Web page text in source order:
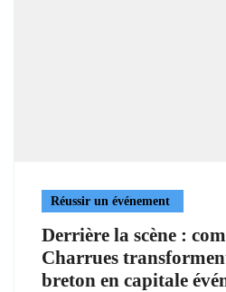
Réussir un événement
Derrière la scène :
Charrues
breton en capitale